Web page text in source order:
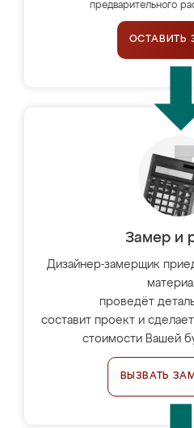
предварительного
ОСТАВИТЬ
Замер и
Дизайнер-замерщик
проведёт
составит проект и
стоимости Вашей
ВЫЗВАТЬ